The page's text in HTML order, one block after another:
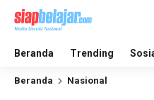
Beranda Trending
Beranda Nasional